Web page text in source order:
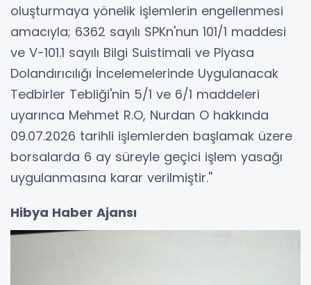
oluşturmaya yönelik işlemlerin engellenmesi
amacıyla; 6362 sayılı SPKn'nun 101/1 maddesi
ve V-101.1 sayılı Bilgi Suistimali ve Piyasa
Dolandırıcılığı İncelemelerinde Uygulanacak
Tedbirler Tebliği'nin 5/1 ve 6/1 maddeleri
uyarınca Mehmet R.O, Nurdan O hakkında
09.07.2026 tarihli işlemlerden başlamak üzere
borsalarda 6 ay süreyle geçici işlem yasağı
uygulanmasına karar verilmiştir.''
Hibya Haber Ajansı